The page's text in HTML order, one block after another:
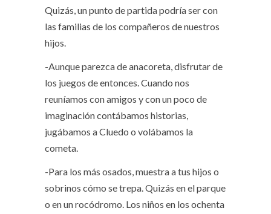
Quizás, un punto de partida podría ser con
las familias de los compañeros de nuestros
hijos.
-Aunque parezca de anacoreta, disfrutar de
los juegos de entonces. Cuando nos
reuníamos con amigos y con un poco de
imaginación contábamos historias,
jugábamos a Cluedo o volábamos la
cometa.
-Para los más osados, muestra a tus hijos o
sobrinos cómo se trepa. Quizás en el parque
o en un rocódromo. Los niños en los ochenta